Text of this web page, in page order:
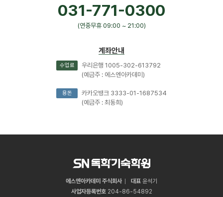
031-771-0300
(연중무휴 09:00 ~ 21:00)
계좌안내
수업료
우리은행 1005-302-613792
(예금주 : 에스엔아카데미)
용돈
카카오뱅크 3333-01-1687534
(예금주 : 최동희)
에스엔아카데미 주식회사 대표 윤석기
사업자등록번호 204-86-54892